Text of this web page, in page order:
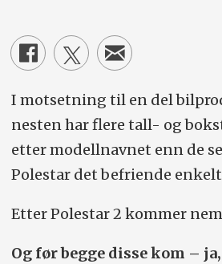
I motsetning til en del
nesten har flere tall- og
etter modellnavnet enn de
Polestar det befriende
Etter Polestar 2 kommer
Og før begge disse kom –